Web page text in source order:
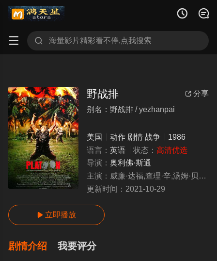
 
 
 分享
野战排
别名：野战排 / yezhanpai
美国 动作 剧情 战争
1986
语言： 英语 状态： 高清优选
导演： 奥利佛·斯通
主演： 威廉·达福,查理·辛,汤姆·贝伦杰,凯斯·大卫
更新时间： 2021-10-29
 立即播放
剧情介绍 我要评分